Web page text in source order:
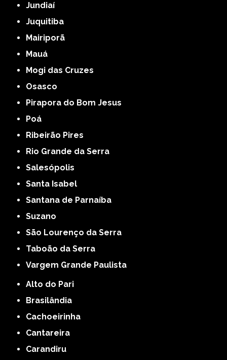
Jundiaí
Juquitiba
Mairiporã
Mauá
Mogi das Cruzes
Osasco
Pirapora do Bom Jesus
Poá
Ribeirão Pires
Rio Grande da Serra
Salesópolis
Santa Isabel
Santana de Parnaíba
Suzano
São Lourenço da Serra
Taboão da Serra
Vargem Grande Paulista
Alto do Pari
Brasilândia
Cachoeirinha
Cantareira
Carandiru